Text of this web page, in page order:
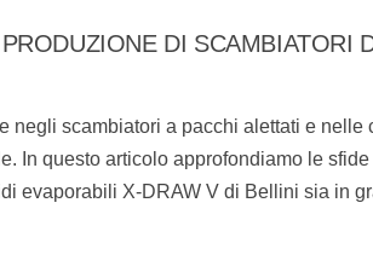
DI SCAMBIATORI
scambiatori a pacchi alettati e nelle
In questo articolo approfondiamo le
evaporabili X-DRAW V di Bellini sia in